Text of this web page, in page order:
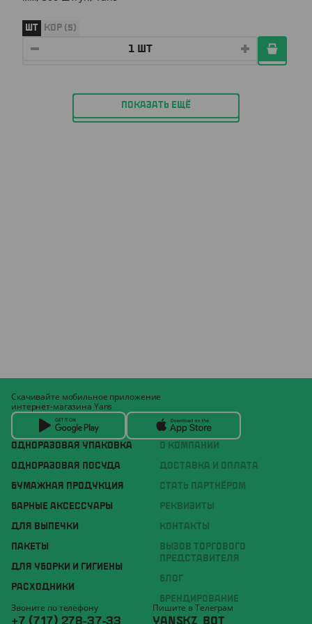
ШТ КОР (5)
ПОКАЗАТЬ ЕЩЁ
ОДНОРАЗОВАЯ УПАКОВКА
ОДНОРАЗОВАЯ ПОСУДА
БУМАЖНАЯ ПРОДУКЦИЯ
БАРНЫЕ АКСЕССУАРЫ
ДЛЯ ВЫПЕЧКИ
ПАКЕТЫ
ДЛЯ УБОРКИ И ГИГИЕНЫ
РАСХОДНИКИ
О КОМПАНИИ
ДОСТАВКА И ОПЛАТА
СТАТЬ ПАРТНЁРОМ
РЕКВИЗИТЫ
КОНТАКТЫ
ВЫЗОВ ТОРГОВОГО
ПРЕДСТАВИТЕЛЯ
БЛОГ
БРЕНДИРОВАНИЕ
Скачивайте мобильное приложение
интернет-магазина Yans
Звоните по телефону
+7 (717) 278-37-33
Пишите в Телеграм
YANSKZ_BOT